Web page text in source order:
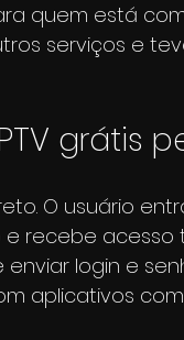
quem está
serviços e
grátis
O usuário
recebe acesso
login e
aplicativos